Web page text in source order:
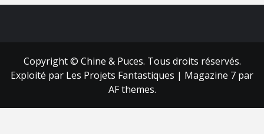
Copyright © Chine & Puces. Tous droits réservés.
Exploité par Les Projets Fantastiques | Magazine 7 par
AF themes.